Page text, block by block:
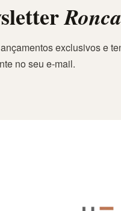
exclusivos e
no seu e-mail.